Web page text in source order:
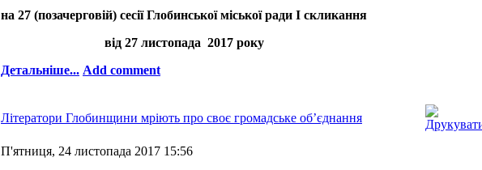
на 27 (позачерговій) сесії Глобинської міської ради І скликання
від 27 листопада 2017 року
Детальніше... Add comment
Літератори Глобинщини мріють про своє громадське об’єднання
П'ятниця, 24 листопада 2017 15:56